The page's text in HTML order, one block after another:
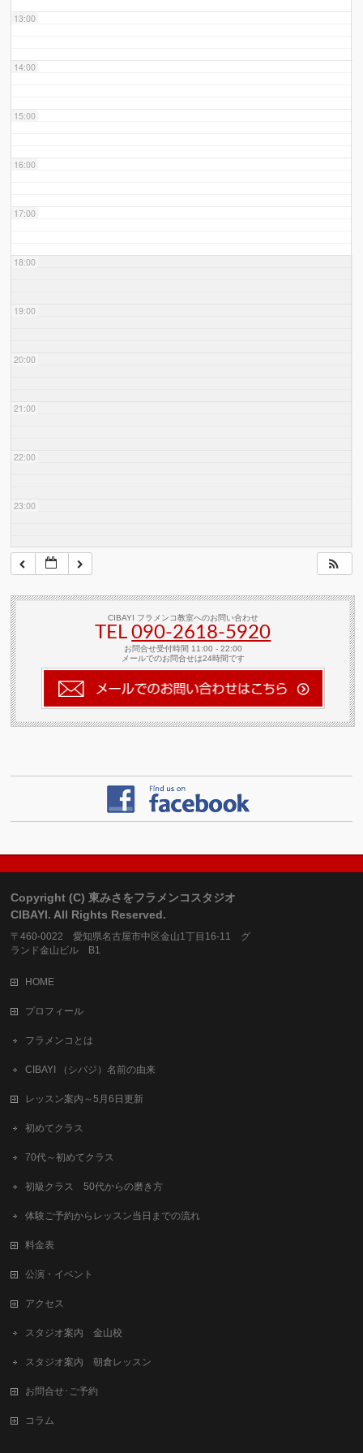
13:00
14:00
15:00
16:00
17:00
18:00
19:00
20:00
21:00
22:00
23:00
CIBAYI フラメンコ教室へのお問い合わせ
TEL090-2618‐5920
お問合せ受付時間 11:00 - 22:00
メールでのお問合せは24時間です
Copyright (C) 東みさをフラメンコスタジオ
CIBAYI. All Rights Reserved.
〒460-0022 愛知県名古屋市中区金山1丁目16-11 グ
ランド金山ビル B1
HOME
プロフィール
フラメンコとは
CIBAYI （シバジ）名前の由来
レッスン案内～5月6日更新
初めてクラス
70代～初めてクラス
初級クラス 50代からの磨き方
体験ご予約からレッスン当日までの流れ
料金表
公演・イベント
アクセス
スタジオ案内 金山校
スタジオ案内 朝倉レッスン
お問合せ･ご予約
コラム